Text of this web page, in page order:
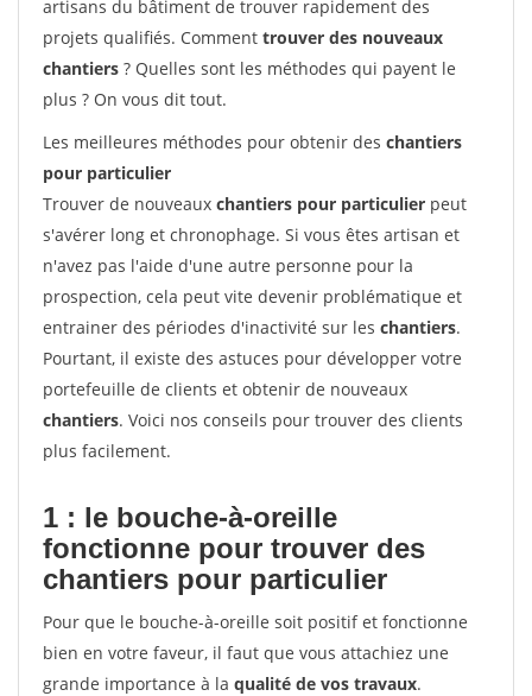
artisans du bâtiment de trouver rapidement des
projets qualifiés. Comment trouver des nouveaux
chantiers ? Quelles sont les méthodes qui payent le
plus ? On vous dit tout.
Les meilleures méthodes pour obtenir des chantiers
pour particulier
Trouver de nouveaux chantiers pour particulier peut
s'avérer long et chronophage. Si vous êtes artisan et
n'avez pas l'aide d'une autre personne pour la
prospection, cela peut vite devenir problématique et
entrainer des périodes d'inactivité sur les chantiers.
Pourtant, il existe des astuces pour développer votre
portefeuille de clients et obtenir de nouveaux
chantiers. Voici nos conseils pour trouver des clients
plus facilement.
1 : le bouche-à-oreille
fonctionne pour trouver des
chantiers pour particulier
Pour que le bouche-à-oreille soit positif et fonctionne
bien en votre faveur, il faut que vous attachiez une
grande importance à la qualité de vos travaux.